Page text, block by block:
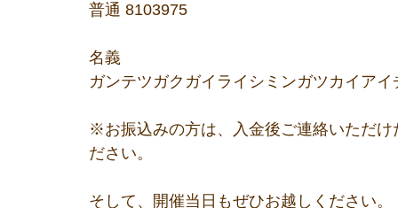
普通 8103975
名義
ガンテツガクガイライシミンガツカイア
※お振込みの方は、入金後ご連絡いただ
ださい。
そして、開催当日もぜひお越しください。